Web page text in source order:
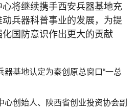
将继续携手西安兵器基地充
兵器科普事业的发展，为提
国防意识作出更大的贡献
器基地认定为秦创原总窗口“一总
心创始人、陕西省创业投资协会副